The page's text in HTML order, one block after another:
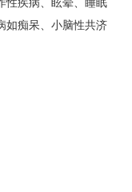
如痴呆、小脑性共济